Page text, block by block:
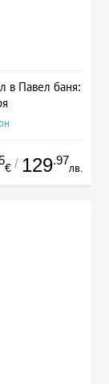
в Павел баня:
€ / 129.97
лв.